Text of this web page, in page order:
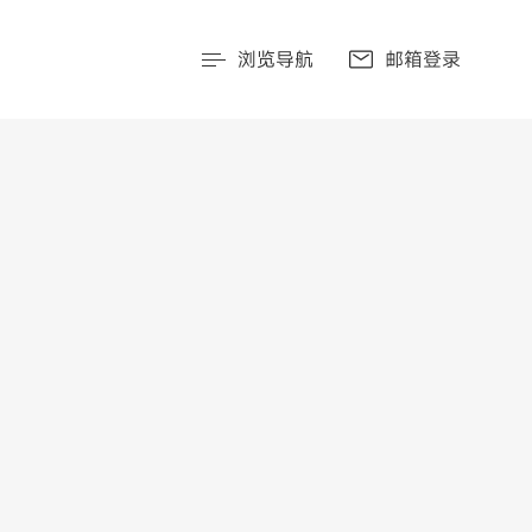
浏览导航 邮箱登录